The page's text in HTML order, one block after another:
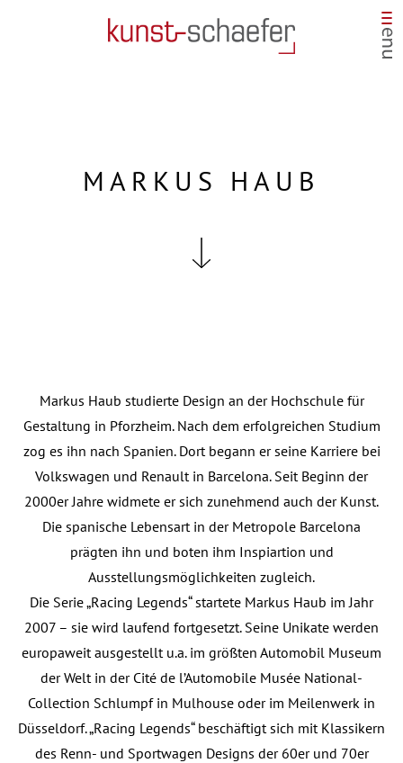
MARKUS HAUB
Markus Haub studierte Design an der Hochschule für
Gestaltung in Pforzheim. Nach dem erfolgreichen Studium
zog es ihn nach Spanien. Dort begann er seine Karriere bei
Volkswagen und Renault in Barcelona. Seit Beginn der
2000er Jahre widmete er sich zunehmend auch der Kunst.
Die spanische Lebensart in der Metropole Barcelona
prägten ihn und boten ihm Inspiartion und
Ausstellungsmöglichkeiten zugleich.
Die Serie „Racing Legends“ startete Markus Haub im Jahr
2007 – sie wird laufend fortgesetzt. Seine Unikate werden
europaweit ausgestellt u.a. im größten Automobil Museum
der Welt in der Cité de l’Automobile Musée National-
Collection Schlumpf in Mulhouse oder im Meilenwerk in
Düsseldorf. „Racing Legends“ beschäftigt sich mit Klassikern
des Renn- und Sportwagen Designs der 60er und 70er